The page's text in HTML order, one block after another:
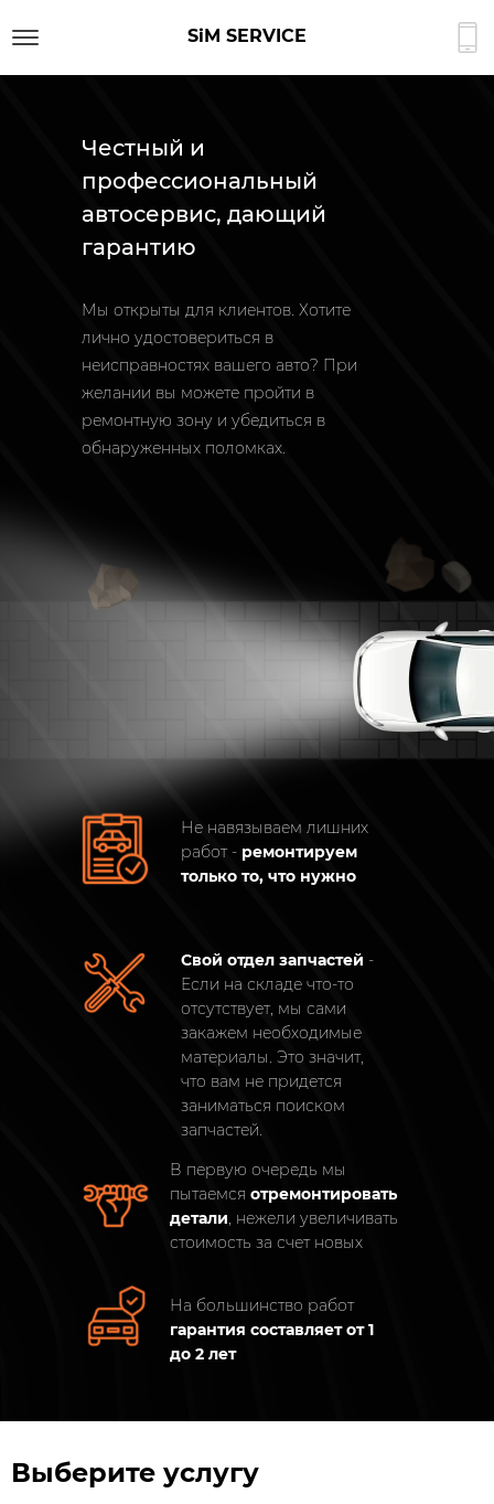
SiM SERVICE
Честный и
профессиональный
автосервис, дающий
гарантию
Мы открыты для клиентов. Хотите
лично удостовериться в
неисправностях вашего авто? При
желании вы можете пройти в
ремонтную зону и убедиться в
обнаруженных поломках.
В первую очередь мы
пытаемся отремонтировать
детали, нежели увеличивать
стоимость за счет новых​
Свой отдел запчастей -
Если на складе что-то
отсутствует, мы сами
закажем необходимые
материалы. Это значит,
что вам не придется
заниматься поиском
запчастей.
Не навязываем лишних
работ - ремонтируем
только то, что нужно​
На большинство работ
гарантия составляет от 1
до 2 лет
Выберите услугу